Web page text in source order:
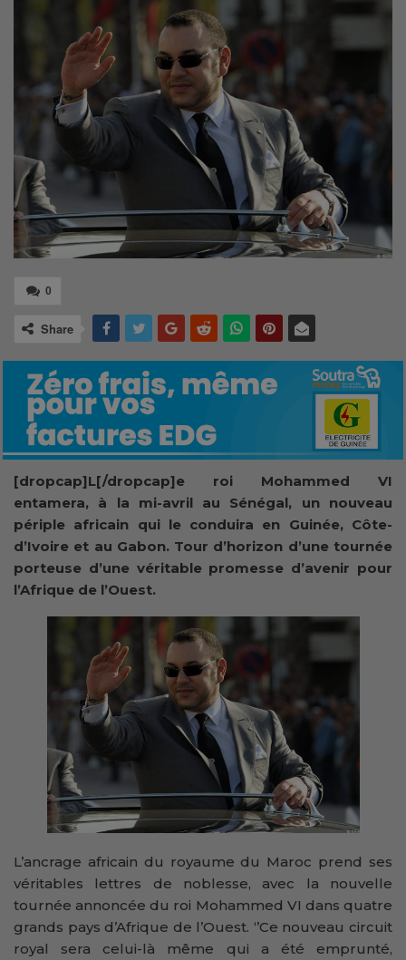
0
Share
[dropcap]L[/dropcap]e roi Mohammed VI
entamera, à la mi-avril au Sénégal, un nouveau
périple africain qui le conduira en Guinée, Côte-
d’Ivoire et au Gabon. Tour d’horizon d’une tournée
porteuse d’une véritable promesse d’avenir pour
l’Afrique de l’Ouest.
L’ancrage africain du royaume du Maroc prend ses
véritables lettres de noblesse, avec la nouvelle
tournée annoncée du roi Mohammed VI dans quatre
grands pays d’Afrique de l’Ouest. ‘’Ce nouveau circuit
royal sera celui-là même qui a été emprunté,